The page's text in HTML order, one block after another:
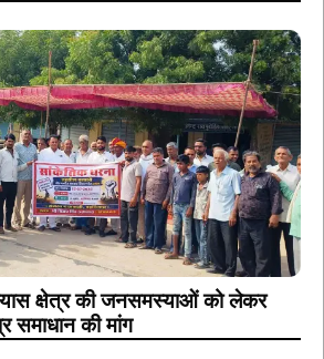
क्षेत्र की जनसमस्याओं को लेकर
समाधान की मांग